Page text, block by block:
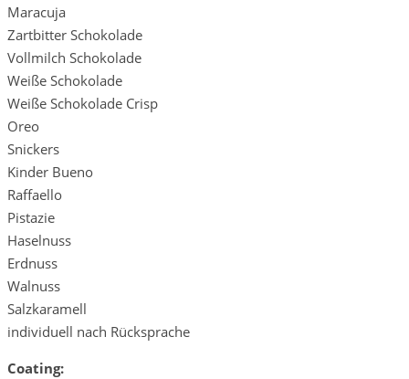
Maracuja
Zartbitter Schokolade
Vollmilch Schokolade
Weiße Schokolade
Weiße Schokolade Crisp
Oreo
Snickers
Kinder Bueno
Raffaello
Pistazie
Haselnuss
Erdnuss
Walnuss
Salzkaramell
individuell nach Rücksprache
Coating: